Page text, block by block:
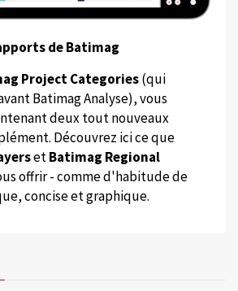
de Batimag
Project Categories(qui
Batimag Analyse), vous
deux tout nouveaux
Découvrez ici ce que
etBatimag Regional
offrir - comme d'habitude de
concise et graphique.